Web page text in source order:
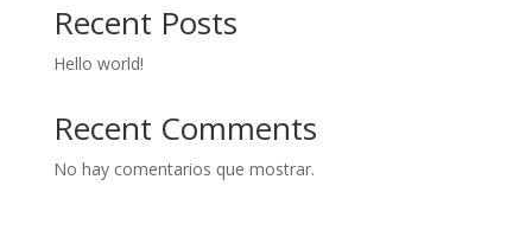
Recent Posts
Hello world!
Recent Comments
No hay comentarios que mostrar.